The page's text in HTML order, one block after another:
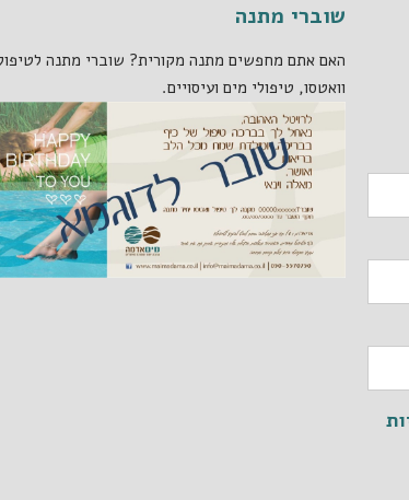
שוברי מתנה
האם אתם מחפשים מתנה מקורית? שוברי מתנה
וואטסו, טיפולי מים ועיסויים.